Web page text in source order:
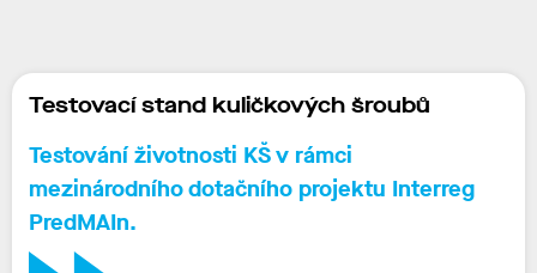
Testovací stand kuličkových šroubů
Testování životnosti KŠ v rámci
mezinárodního dotačního projektu Interreg
PredMAIn.